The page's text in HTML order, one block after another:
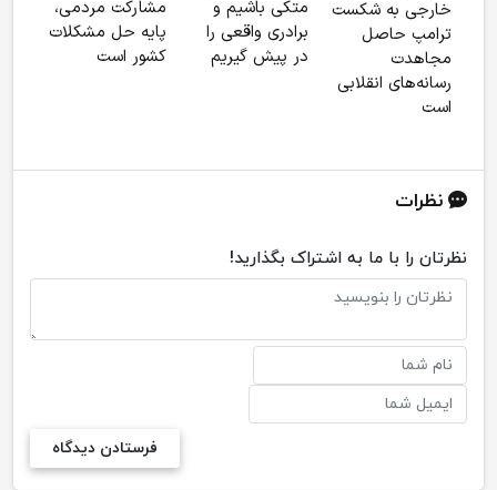
خارجی به شکست
ترامپ حاصل
مجاهدت
رسانه‌های انقلابی
است
متکی باشیم و
برادری واقعی را
در پیش گیریم
مشارکت مردمی،
پایه حل مشکلات
کشور است
نظرات
نظرتان را با ما به اشتراک بگذارید!